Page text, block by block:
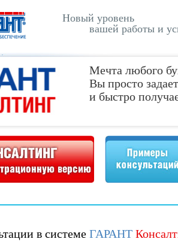
Новый уровень
вашей работы и
Мечта любого
Вы просто
и быстро
Примеры консультаций
в системеГАРАНТ